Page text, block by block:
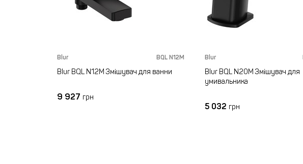
Blur BQL N12M
Blur BQL N12M Змішувач для ванни
9 927 грн
Blur
Blur BQL N20M Змішувач для
умивальника
5 032 грн